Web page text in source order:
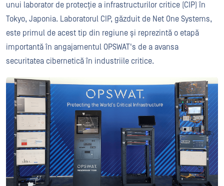
unui laborator de protecție a infrastructurilor critice (CIP) în
Tokyo, Japonia. Laboratorul CIP, găzduit de Net One Systems,
este primul de acest tip din regiune și reprezintă o etapă
importantă în angajamentul OPSWAT's de a avansa
securitatea cibernetică în industriile critice.